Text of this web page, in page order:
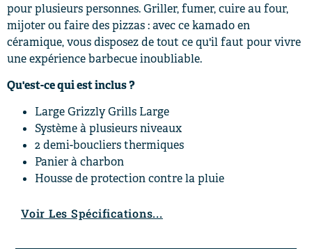
pour plusieurs personnes. Griller, fumer, cuire au four,
mijoter ou faire des pizzas : avec ce kamado en
céramique, vous disposez de tout ce qu'il faut pour vivre
une expérience barbecue inoubliable.
Qu'est-ce qui est inclus ?
Large Grizzly Grills Large
Système à plusieurs niveaux
2 demi-boucliers thermiques
Panier à charbon
Housse de protection contre la pluie
Voir Les Spécifications...